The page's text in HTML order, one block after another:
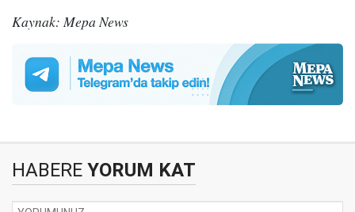
Kaynak: Mepa News
HABERE YORUM KAT